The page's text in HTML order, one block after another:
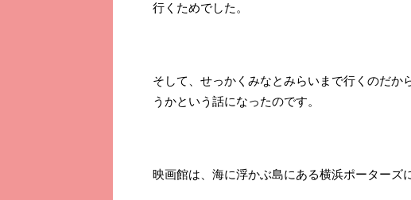
行くためでした。
そして、せっかくみなとみらいまで行くのだか
うかという話になったのです。
映画館は、海に浮かぶ島にある横浜ポーターズ